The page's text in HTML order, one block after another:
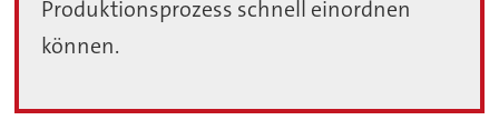
Produktionsprozess schnell einordnen
können.